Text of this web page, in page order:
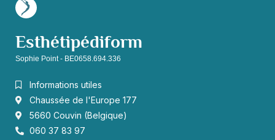
Esthétipédiform
Sophie Point - BE0658.694.336
Informations utiles
Chaussée de l'Europe 177
5660 Couvin (Belgique)
060 37 83 97